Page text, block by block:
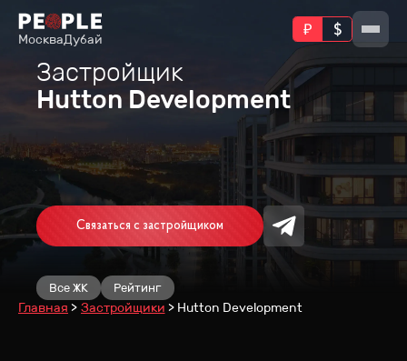
МоскваДубай
Застройщик
Hutton Development
Связаться с застройщиком
Все ЖК Рейтинг
Главная Застройщики Hutton Development